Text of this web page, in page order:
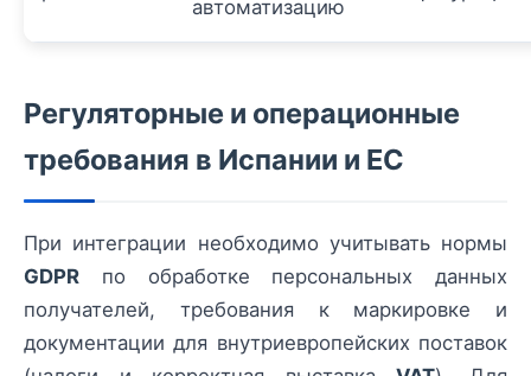
автоматизацию
Регуляторные и операционные
требования в Испании и ЕС
При интеграции необходимо учитывать нормы
GDPR по обработке персональных данных
получателей, требования к маркировке и
документации для внутриевропейских поставок